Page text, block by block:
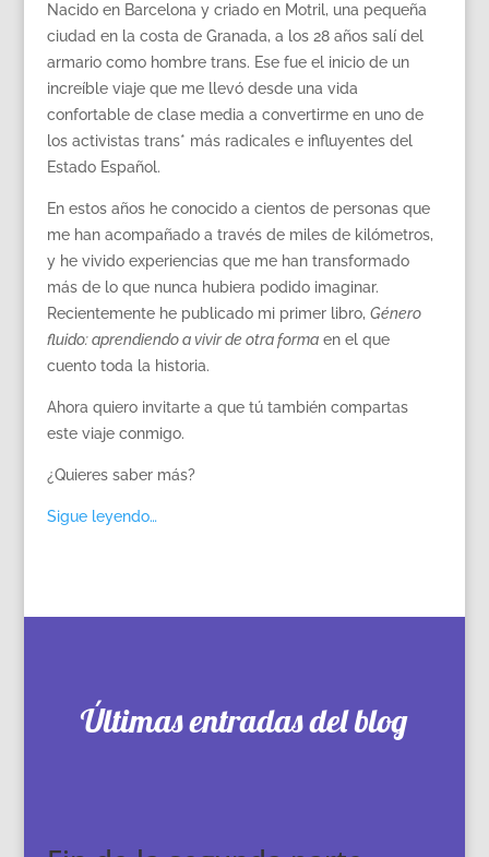
Nacido en Barcelona y criado en Motril, una pequeña
ciudad en la costa de Granada, a los 28 años salí del
armario como hombre trans. Ese fue el inicio de un
increíble viaje que me llevó desde una vida
confortable de clase media a convertirme en uno de
los activistas trans* más radicales e influyentes del
Estado Español.
En estos años he conocido a cientos de personas que
me han acompañado a través de miles de kilómetros,
y he vivido experiencias que me han transformado
más de lo que nunca hubiera podido imaginar.
Recientemente he publicado mi primer libro, Género
fluido: aprendiendo a vivir de otra formaen el que
cuento toda la historia.
Ahora quiero invitarte a que tú también compartas
este viaje conmigo.
¿Quieres saber más?
Sigue leyendo…
Últimas entradas del blog